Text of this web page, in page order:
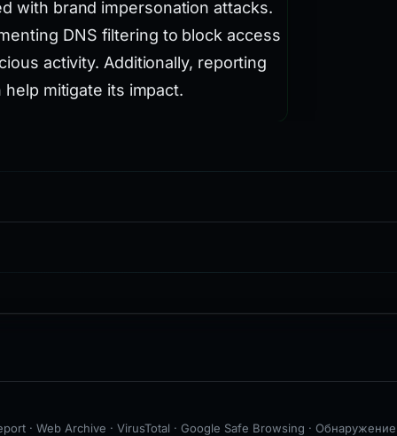
with brand impersonation attacks.
DNS filtering to block access
activity. Additionally, reporting
mitigate its impact.
· Web Archive · VirusTotal · Google Safe Browsing ·